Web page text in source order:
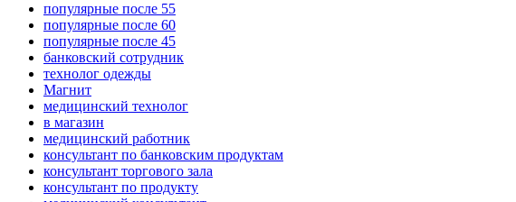
популярные после 55
популярные после 60
популярные после 45
банковский сотрудник
технолог одежды
Магнит
медицинский технолог
в магазин
медицинский работник
консультант по банковским продуктам
консультант торгового зала
консультант по продукту